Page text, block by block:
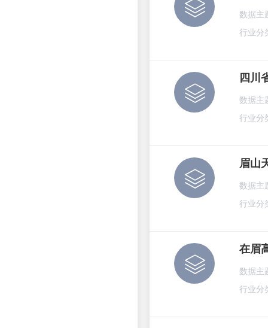
数据主
行业分
四川
数据主
行业分
眉山
数据主
行业分
在眉
数据主
行业分